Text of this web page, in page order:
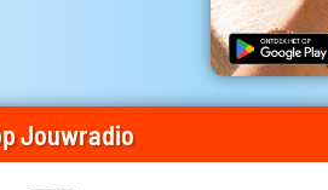
Jouwradio